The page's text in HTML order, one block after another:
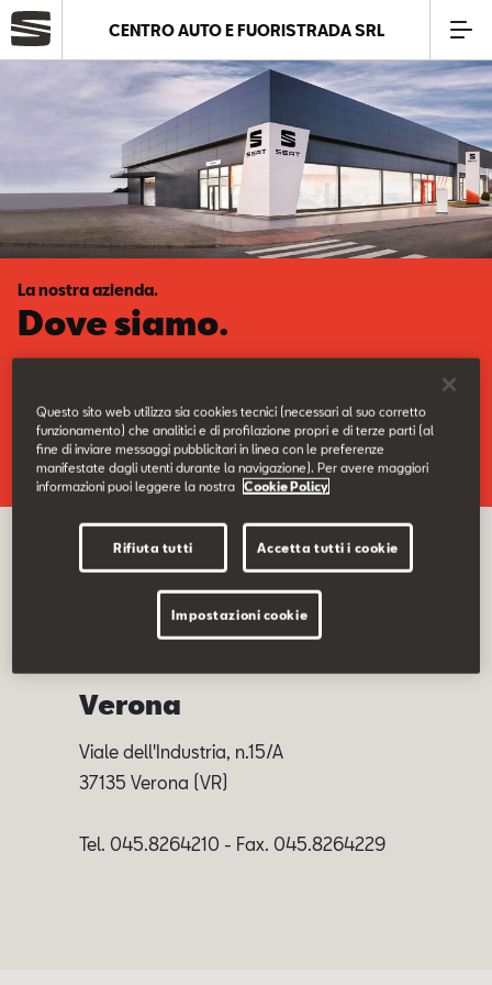
Azienda
Offerte
Service
SEAT Usato Certificato
Configuratore
CENTRO AUTO E FUORISTRADA SRL
La nostra azienda.
Dove siamo.
Vieni a scoprire la nostra sede.
Centro Auto e
Verona
Viale dell'Industria, n.15/A
37135 Verona (VR)
Tel. 045.8264210 - Fax. 045.8264229
Questo sito web utilizza sia cookies tecnici (necessari al suo corretto
funzionamento) che analitici e di profilazione propri e di terze parti (al
fine di inviare messaggi pubblicitari in linea con le preferenze
manifestate dagli utenti durante la navigazione). Per avere maggiori
informazioni puoi leggere la nostra
Cookie Policy
Rifiuta tutti Accetta tutti i cookie
Impostazioni cookie